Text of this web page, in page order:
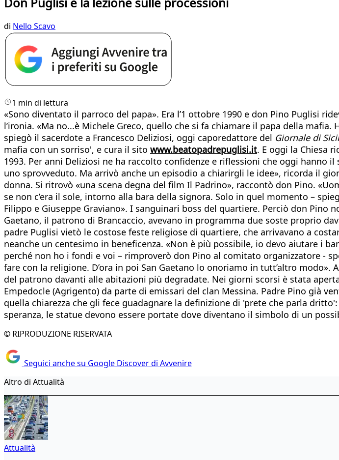
di Nello Scavo
1 min di lettura
«Sono diventato il parroco del papa». Era l’1 ottobre 1990 e don Pino Puglisi
l’ironia. «Ma no...è Michele Greco, quello che si fa chiamare il papa della
spiegò il sacerdote a Francesco Deliziosi, oggi caporedattore del Giornale di
mafia con un sorriso', e cura il sito www.beatopadrepuglisi.it. E oggi la Chiesa
1993. Per anni Deliziosi ne ha raccolto confidenze e riflessioni che oggi hanno
uno sprovveduto. Ma arrivò anche un episodio a chiarirgli le idee», ricorda il
donna. Si ritrovò «una scena degna del film Il Padrino», raccontò don Pino.
se non c’era il sole, intorno alla bara della signora. Solo in quel momento –
Filippo e Giuseppe Graviano». I sanguinari boss del quartiere. Perciò don Pino
Gaetano, il patrono di Brancaccio, avevano in programma due soste proprio
padre Puglisi vietò le costose feste religiose di quartiere, che arrivavano a
neanche un centesimo in beneficenza. «Non è più possibile, io devo aiutare i
perché non ho i fondi e voi – rimproverò don Pino al comitato organizzatore -
fare con la religione. D’ora in poi San Gaetano lo onoriamo in tutt’altro
del patrono davanti alle abitazioni più degradate. Nei giorni scorsi è stata
Empedocle (Agrigento) da parte di emissari del clan Messina. Padre Pino già
quella chiarezza che gli fece guadagnare la definizione di 'prete che parla
speranza, le statue devono essere portate dove diventano il simbolo di un
© RIPRODUZIONE RISERVATA
Seguici anche su Google Discover di Avvenire
Altro di Attualità
Attualità